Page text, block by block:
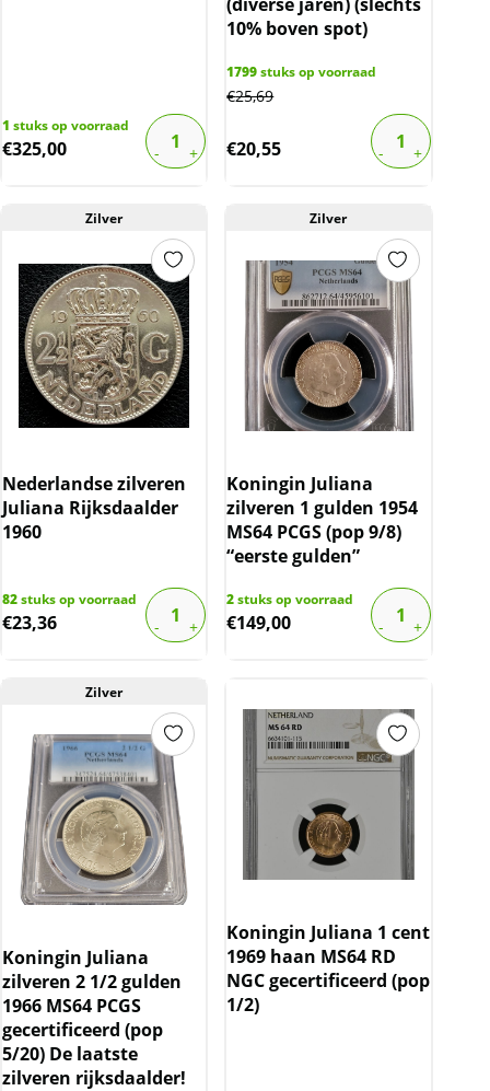
1 stuks op voorraad
€325,00
10% boven spot)
1799stuks op voorraad
€25,69
€20,55
Zilver
Nederlandse zilveren
Juliana Rijksdaalder
1960
82stuks op voorraad
€23,36
Zilver
Koningin Juliana
zilveren 1 gulden 1954
MS64 PCGS (pop 9/8)
“eerste gulden”
2stuks op voorraad
€149,00
Zilver
Koningin Juliana
zilveren 2 1/2 gulden
1966 MS64 PCGS
gecertificeerd (pop
5/20) De laatste
zilveren rijksdaalder!
Koningin Juliana 1 cent
1969 haan MS64 RD
NGC gecertificeerd (pop
1/2)